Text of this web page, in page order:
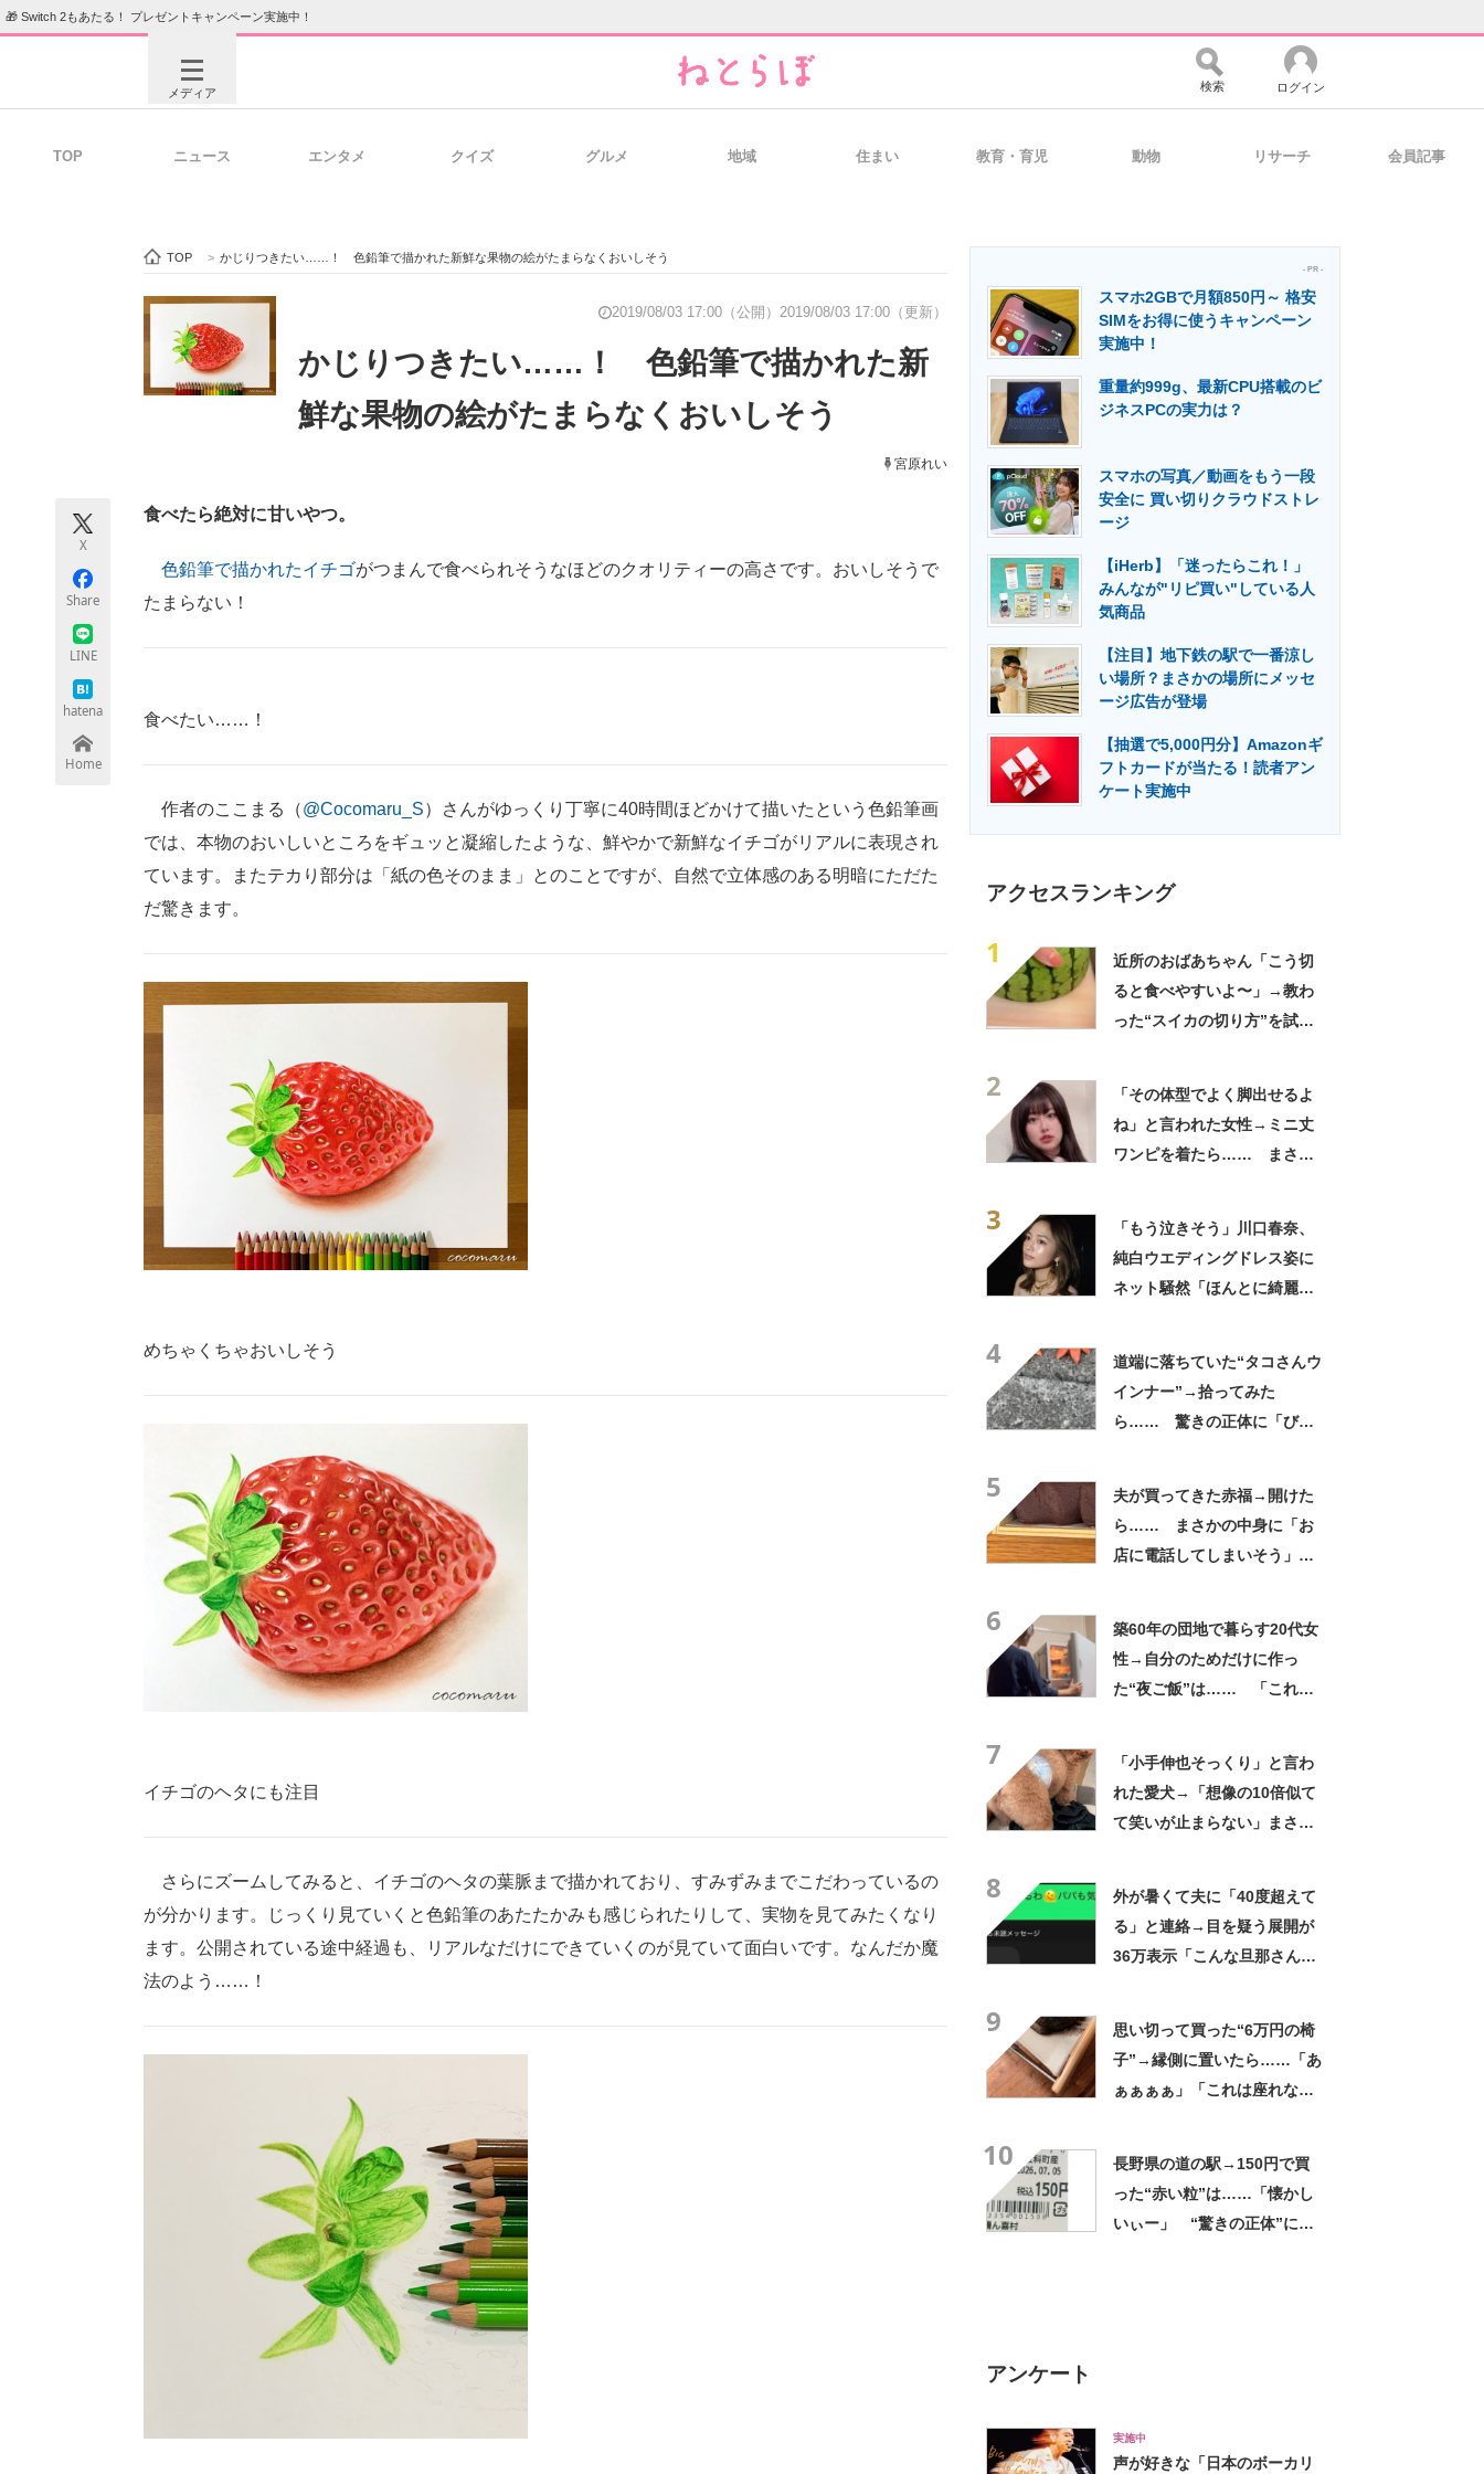
🎁 Switch 2もあたる！ プレゼントキャンペーン実施中！
メディア
ビジネスと働き方のヒント 経営リーダーのコミュニティ マーケ×ITの今がよく分かる
ITエンジニア向け専門サイト 企業向けIT製品の総合サイト IT製品の技術・比較・事例 製造業のIT導入・活用を支援
モノづくり技術者専門サイト エネルギーの専門メディア 建設×テクノロジーの最前線
ちょっと気になるネットの話題
検索 ログイン
TOP ニュース エンタメ クイズ グルメ 地域 住まい 教育・育児 動物 リサーチ 会員記事
TOP > かじりつきたい……！ 色鉛筆で描かれた新鮮な果物の絵がたまらなくおいしそう
2019/08/03 17:00（公開） 2019/08/03 17:00（更新）
かじりつきたい……！ 色鉛筆で描かれた新
鮮な果物の絵がたまらなくおいしそう
宮原れい
X
Share
LINE
hatena
Home
食べたら絶対に甘いやつ。
色鉛筆で描かれたイチゴがつまんで食べられそうなほどのクオリティーの高さです。おいしそうで
たまらない！
食べたい……！
作者のここまる（@Cocomaru_S）さんがゆっくり丁寧に40時間ほどかけて描いたという色鉛筆画
では、本物のおいしいところをギュッと凝縮したような、鮮やかで新鮮なイチゴがリアルに表現され
ています。またテカり部分は「紙の色そのまま」とのことですが、自然で立体感のある明暗にただた
だ驚きます。
めちゃくちゃおいしそう
イチゴのヘタにも注目
さらにズームしてみると、イチゴのヘタの葉脈まで描かれており、すみずみまでこだわっているの
が分かります。じっくり見ていくと色鉛筆のあたたかみも感じられたりして、実物を見てみたくなり
ます。公開されている途中経過も、リアルなだけにできていくのが見ていて面白いです。なんだか魔
法のよう……！
- PR -
スマホ2GBで月額850円～ 格安
SIMをお得に使うキャンペーン
実施中！
重量約999g、最新CPU搭載のビ
ジネスPCの実力は？
スマホの写真／動画をもう一段
安全に 買い切りクラウドストレ
ージ
【iHerb】「迷ったらこれ！」
みんなが"リピ買い"している人
気商品
【注目】地下鉄の駅で一番涼し
い場所？まさかの場所にメッセ
ージ広告が登場
【抽選で5,000円分】Amazonギ
フトカードが当たる！読者アン
ケート実施中
アクセスランキング
1
近所のおばあちゃん「こう切
ると食べやすいよ〜」→教わ
った“スイカの切り方”を試し
2
「その体型でよく脚出せるよ
ね」と言われた女性→ミニ丈
ワンピを着たら…… まさか
3
「もう泣きそう」川口春奈、
純白ウエディングドレス姿に
ネット騒然「ほんとに綺麗」
4
道端に落ちていた“タコさんウ
インナー”→拾ってみた
ら…… 驚きの正体に「びっ
5
夫が買ってきた赤福→開けた
ら…… まさかの中身に「お
店に電話してしまいそう」
6
築60年の団地で暮らす20代女
性→自分のためだけに作っ
た“夜ご飯”は…… 「これぞ
7
「小手伸也そっくり」と言わ
れた愛犬→「想像の10倍似て
て笑いが止まらない」まさか
8
外が暑くて夫に「40度超えて
る」と連絡→目を疑う展開が
36万表示「こんな旦那さん羨
9
思い切って買った“6万円の椅
子”→縁側に置いたら……「あ
ぁぁぁぁ」「これは座れな
10
長野県の道の駅→150円で買
った“赤い粒”は……「懐かし
いぃー」 “驚きの正体”に
アンケート
実施中
声が好きな「日本のボーカリ